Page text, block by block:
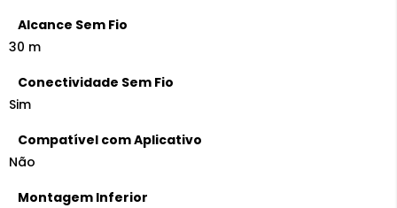
Alcance Sem Fio
30 m
Conectividade Sem Fio
Sim
Compatível com Aplicativo
Não
Montagem Inferior